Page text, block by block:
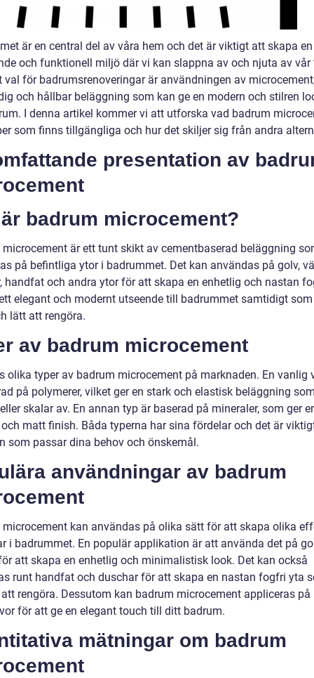
är en central del av våra hem och det är viktigt att skapa en
och funktionell miljö där vi kan slappna av och njuta av vår
val för badrumsrenoveringar är användningen av
och hållbar beläggning som kan ge en modern och stilren
I denna artikel kommer vi att utforska vad badrum
som finns tillgängliga och hur det skiljer sig från andra
presentation av
badrum microcement?
microcement är ett tunt skikt av cementbaserad beläggning
på befintliga ytor i badrummet. Det kan användas på golv,
handfat och andra ytor för att skapa en enhetlig och nastan
elegant och modernt utseende till badrummet samtidigt
lätt att rengöra.
av badrum microcement
olika typer av badrum microcement på marknaden. En vanlig
på polymerer, vilket ger en stark och elastisk beläggning
skalar av. En annan typ är baserad på mineraler, som ger
matt finish. Båda typerna har sina fördelar och det är
som passar dina behov och önskemål.
användningar av badrum
microcement kan användas på olika sätt för att skapa olika
i badrummet. En populär applikation är att använda det på
att skapa en enhetlig och minimalistisk look. Det kan också
runt handfat och duschar för att skapa en nastan fogfri yta
rengöra. Dessutom kan badrum microcement appliceras på
för att ge en elegant touch till ditt badrum.
mätningar om badrum